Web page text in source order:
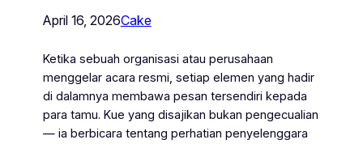
April 16, 2026Cake
Ketika sebuah organisasi atau perusahaan
menggelar acara resmi, setiap elemen yang hadir
di dalamnya membawa pesan tersendiri kepada
para tamu. Kue yang disajikan bukan pengecualian
— ia berbicara tentang perhatian penyelenggara